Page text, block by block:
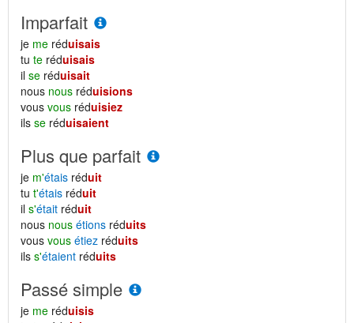
Imparfait
je me réduisais
tu te réduisais
il se réduisait
nous nous réduisions
vous vous réduisiez
ils se réduisaient
Plus que parfait
je m'étais réduit
tu t'étais réduit
il s'était réduit
nous nous étions réduits
vous vous étiez réduits
ils s'étaient réduits
Passé simple
je me réduisis